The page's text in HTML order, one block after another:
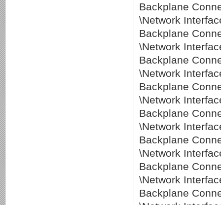
Backplane
\Network
Backplane
\Network
Backplane
\Network
Backplane
\Network
Backplane
\Network
Backplane
\Network
Backplane
\Network
Backplane